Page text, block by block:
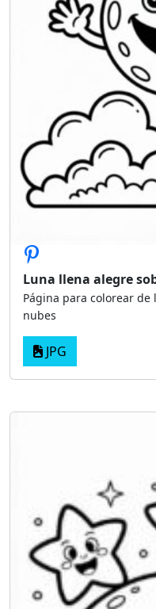
Luna llena alegre
Página para colorear
nubes
JPG